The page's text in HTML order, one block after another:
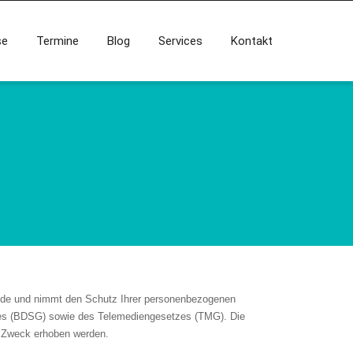
Termine Blog Services Kontakt
und nimmt den Schutz Ihrer personenbezogenen
(BDSG) sowie des Telemediengesetzes (TMG). Die
erhoben werden.